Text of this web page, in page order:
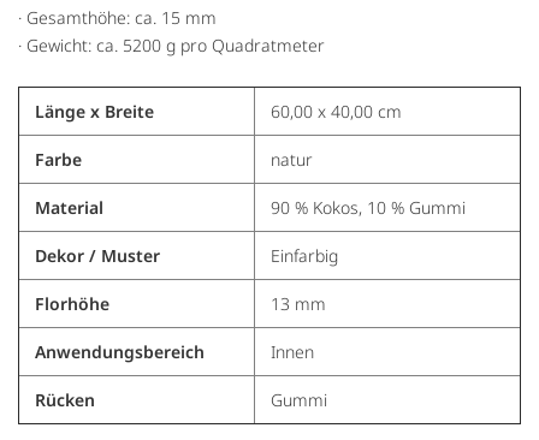
· Gesamthöhe: ca. 15 mm
· Gewicht: ca. 5200 g pro Quadratmeter
Länge x Breite 60,00 x 40,00 cm
Farbe natur
Material 90 % Kokos, 10 % Gummi
Dekor / Muster Einfarbig
Florhöhe 13 mm
Anwendungsbereich Innen
Rücken Gummi